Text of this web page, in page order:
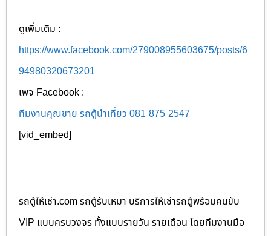
ดูเพิ่มเติม :
https://www.facebook.com/279008955603675/posts/6
94980320673201
เพจ Facebook :
ทีมงานคุณชาย รถตู้นำเที่ยว 081-875-2547
[vid_embed]
รถตู้ให้เช่า.com รถตู้รับเหมา บริการให้เช่ารถตู้พร้อมคนขับ
VIP แบบครบวงจร ทั้งแบบรายวัน รายเดือน โดยทีมงานมือ